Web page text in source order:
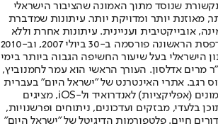
שנוסד מתוך האמונה שהציבור הישראלי
מאוזנת יותר ומדויקת יותר. עיתונות שמדברת
אובייקטיבית ועניינית. עיתונות אחרת וללא
תשלום. המהדורה המודפסת הראשונה פורסמה ב-30 ביולי 2007, וב-2010
הישראלי בעל שיעור החשיפה הגבוה ביותר בימי
מרים אדלסון. העורך הראשי הוא עמר לחמנוביץ,
רגב. אתרי האינטרנט של "ישראל היום" בעברית
ובאנגלית, כמו כן היישומונים (אפליקציות) לאנדרואיד ול-iOS, מציגים
בלעדי, מבזקים ועדכונים, ניתוחים ופרשנויות,
חיים. פלטפורמות הדיגיטל של "ישראל היום"